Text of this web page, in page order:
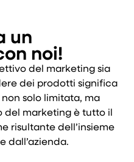
un
noi!
del marketing sia
dei prodotti significa
solo limitata, ma
del marketing è tutto il
risultante dell’insieme
dall’azienda.